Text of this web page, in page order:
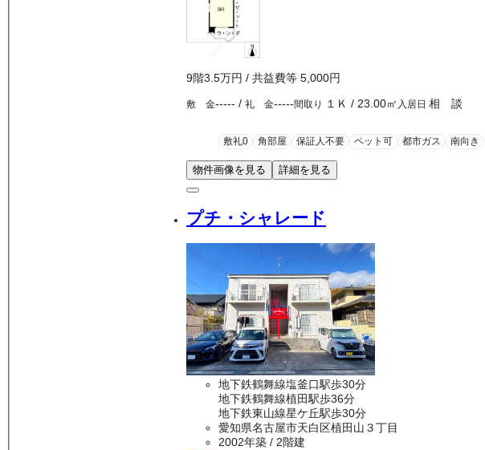
9階3.5万円 / 共益費等 5,000円
敷 金----- / 礼 金-----間取り １Ｋ / 23.00㎡ 入居日 相 談
敷礼0 角部屋 保証人不要 ペット可 都市ガス 南向き
物件画像を見る 詳細を見る
プチ・シャレード
地下鉄鶴舞線塩釜口駅歩30分
地下鉄鶴舞線植田駅歩36分
地下鉄東山線星ケ丘駅歩30分
愛知県名古屋市天白区植田山３丁目
2002年築 / 2階建